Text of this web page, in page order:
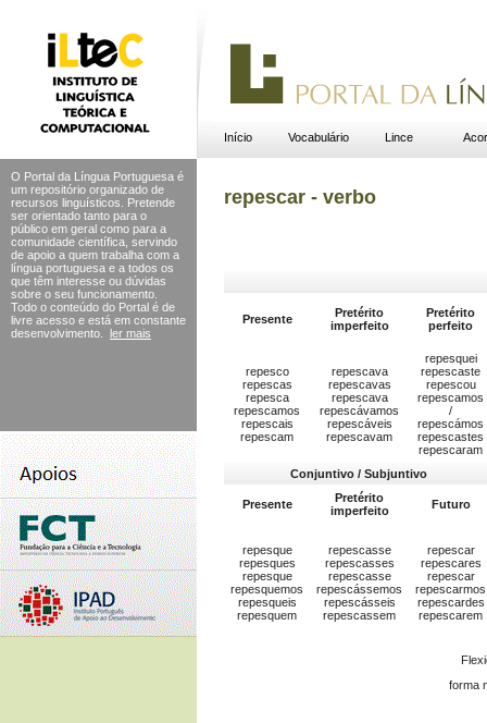
Início Vocabulário Lince
O Portal da Língua Portuguesa é
um repositório organizado de
recursos linguísticos. Pretende
ser orientado tanto para o
público em geral como para a
comunidade científica, servindo
de apoio a quem trabalha com a
língua portuguesa e a todos os
que têm interesse ou dúvidas
sobre o seu funcionamento.
Todo o conteúdo do Portal é de
livre acesso e está em constante
desenvolvimento.
ler mais
repescar - verbo
Presente
Pretérito
imperfeito
Pretérito
perfeito
repesco
repescas
repesca
repescamos
repescais
repescam
repescava
repescavas
repescava
repescávamos
repescáveis
repescavam
repesquei
repescaste
repescou
repescamos
/
repescámos
repescastes
repescaram
Conjuntivo / Subjuntivo
Presente
Pretérito
imperfeito
Futuro
repesque
repesques
repesque
repesquemos
repesqueis
repesquem
repescasse
repescasses
repescasse
repescássemos
repescásseis
repescassem
repescar
repescares
repescar
repescarmos
repescardes
repescarem
forma